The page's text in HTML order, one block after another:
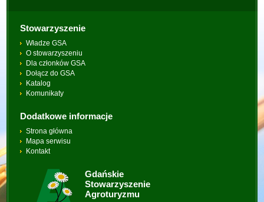
Stowarzyszenie
Władze GSA
O stowarzyszeniu
Dla członków GSA
Dołącz do GSA
Katalog
Komunikaty
Dodatkowe informacje
Strona główna
Mapa serwisu
Kontakt
Gdańskie
Stowarzyszenie
Agroturyzmu